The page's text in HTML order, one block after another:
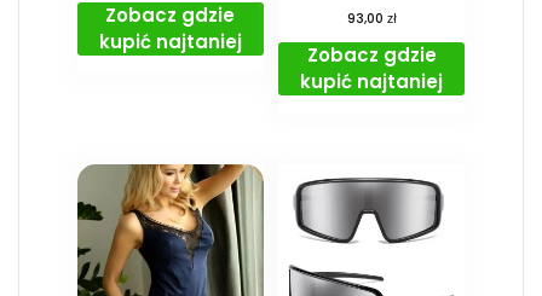
Zobacz gdzie
kupić najtaniej
93,00 zł
Zobacz gdzie
kupić najtaniej